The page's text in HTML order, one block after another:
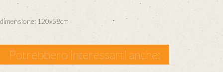
dimensione: 120x58cm
Potrebbero interessarti anche: